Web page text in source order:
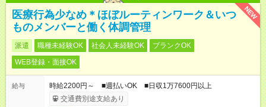
NEW
医療行為少なめ＊ほぼルーティンワーク＆いつ
ものメンバーと働く体調管理
派遣 職種未経験OK 社会人未経験OK
ブランクOK
WEB登録・面接OK
給与
時給2200円～ ■週払いOK ■日収1万7600円以上
交通費別途支給あり